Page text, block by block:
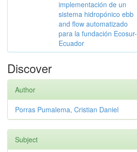
implementación de un
sistema hidropónico ebb
and flow automatizado
para la fundación Ecosur-
Ecuador
Discover
Author
Porras Pumalema, Cristian Daniel
Subject